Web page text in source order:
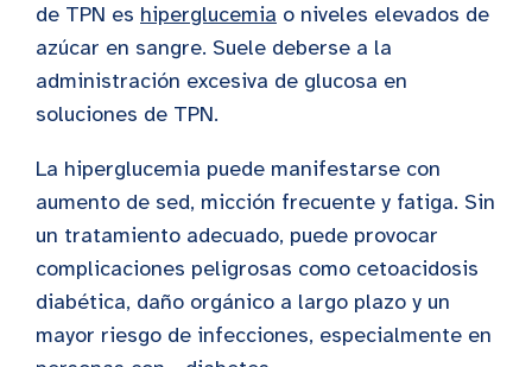
de TPN es hiperglucemia o niveles elevados de
azúcar en sangre. Suele deberse a la
administración excesiva de glucosa en
soluciones de TPN.
La hiperglucemia puede manifestarse con
aumento de sed, micción frecuente y fatiga. Sin
un tratamiento adecuado, puede provocar
complicaciones peligrosas como cetoacidosis
diabética, daño orgánico a largo plazo y un
mayor riesgo de infecciones, especialmente en